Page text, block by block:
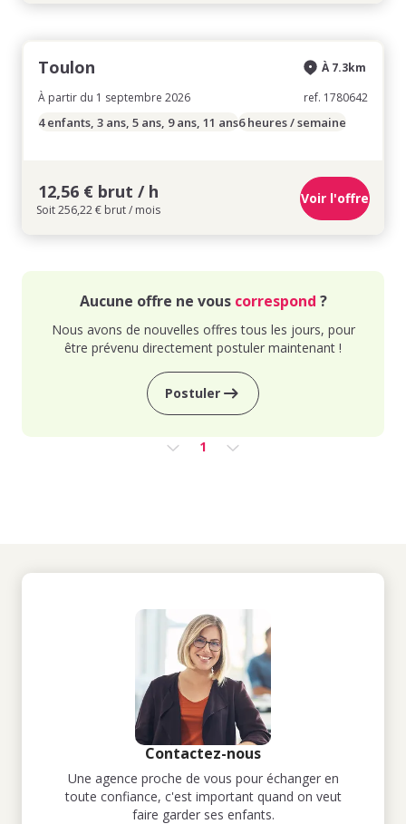
Toulon
À partir du 1 septembre 2026
À 7.3km
ref. 1780642
4 enfants, 3 ans, 5 ans, 9 ans, 11 ans6 heures / semaine
12,56 € brut / h
Soit 256,22 € brut / mois
Voir l'offre
Aucune offre ne vous correspond ?
Nous avons de nouvelles offres tous les jours, pour
être prévenu directement postuler maintenant !
Postuler
1
Contactez-nous
Une agence proche de vous pour échanger en
toute confiance, c'est important quand on veut
faire garder ses enfants.